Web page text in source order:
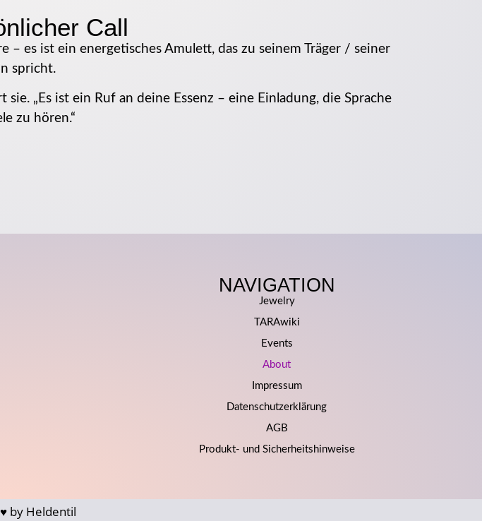
Call
– es ist ein energetisches Amulett, das zu seinem Träger / seiner
spricht.
„Es ist ein Ruf an deine Essenz – eine Einladung, die Sprache
zu hören.“
NAVIGATION
Jewelry
TARAwiki
Events
About
Impressum
Datenschutzerklärung
AGB
Produkt- und Sicherheitshinweise
by Heldentil